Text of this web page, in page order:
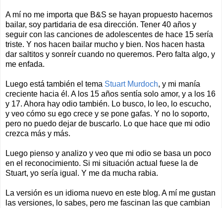
A mí no me importa que B&S se hayan propuesto hacernos
bailar, soy partidaria de esa dirección. Tener 40 años y
seguir con las canciones de adolescentes de hace 15 sería
triste. Y nos hacen bailar mucho y bien. Nos hacen hasta
dar saltitos y sonreír cuando no queremos. Pero falta algo, y
me enfada.
Luego está también el tema Stuart Murdoch, y mi manía
creciente hacia él. A los 15 años sentía solo amor, y a los 16
y 17. Ahora hay odio también. Lo busco, lo leo, lo escucho,
y veo cómo su ego crece y se pone gafas. Y no lo soporto,
pero no puedo dejar de buscarlo. Lo que hace que mi odio
crezca más y más.
Luego pienso y analizo y veo que mi odio se basa un poco
en el reconocimiento. Si mi situación actual fuese la de
Stuart, yo sería igual. Y me da mucha rabia.
La versión es un idioma nuevo en este blog. A mí me gustan
las versiones, lo sabes, pero me fascinan las que cambian